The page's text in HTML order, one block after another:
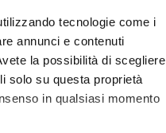
tecnologie come i
annunci e contenuti
la possibilità di scegliere
solo su questa proprietà
in qualsiasi momento